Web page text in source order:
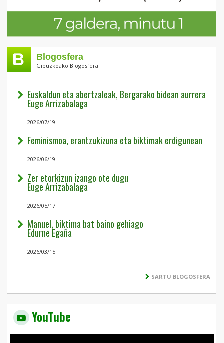
Blogosfera
Gipuzkoako Blogosfera
Euskaldun eta abertzaleak, Bergarako bidean aurrera
Euge Arrizabalaga
2026/07/19
Feminismoa, erantzukizuna eta biktimak erdigunean
2026/06/19
Zer etorkizun izango ote dugu
Euge Arrizabalaga
2026/05/17
Manuel, biktima bat baino gehiago
Edurne Egaña
2026/03/15
SARTU BLOGOSFERA
YouTube